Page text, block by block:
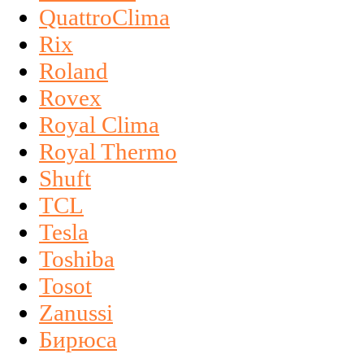
QuattroClima
Rix
Roland
Rovex
Royal Clima
Royal Thermo
Shuft
TCL
Tesla
Toshiba
Tosot
Zanussi
Бирюса